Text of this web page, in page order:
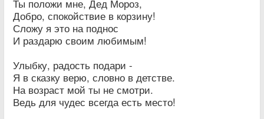
Ты положи мне, Дед Мороз,
Добро, спокойствие в корзину!
Сложу я это на поднос
И раздарю своим любимым!
Улыбку, радость подари -
Я в сказку верю, словно в детстве.
На возраст мой ты не смотри.
Ведь для чудес всегда есть место!